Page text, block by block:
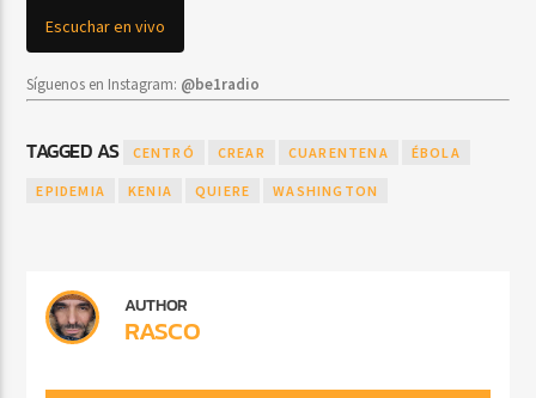
Escuchar en vivo
Síguenos en Instagram: @be1radio
TAGGED AS CENTRÓ CREAR CUARENTENA ÉBOLA
EPIDEMIA KENIA QUIERE WASHINGTON
AUTHOR
RASCO